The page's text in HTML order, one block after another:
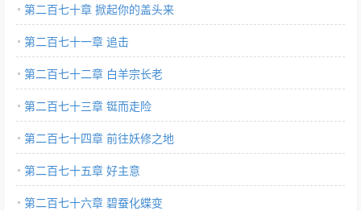
第二百七十章 掀起你的盖头来
第二百七十一章 追击
第二百七十二章 白羊宗长老
第二百七十三章 铤而走险
第二百七十四章 前往妖修之地
第二百七十五章 好主意
第二百七十六章 碧蚕化蝶变